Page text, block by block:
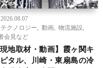
2026.08.07
テクノロジー
動画 物流施設
会見など
現地取材・動画】霞ヶ関キ
タル、川崎・東扇島の冷